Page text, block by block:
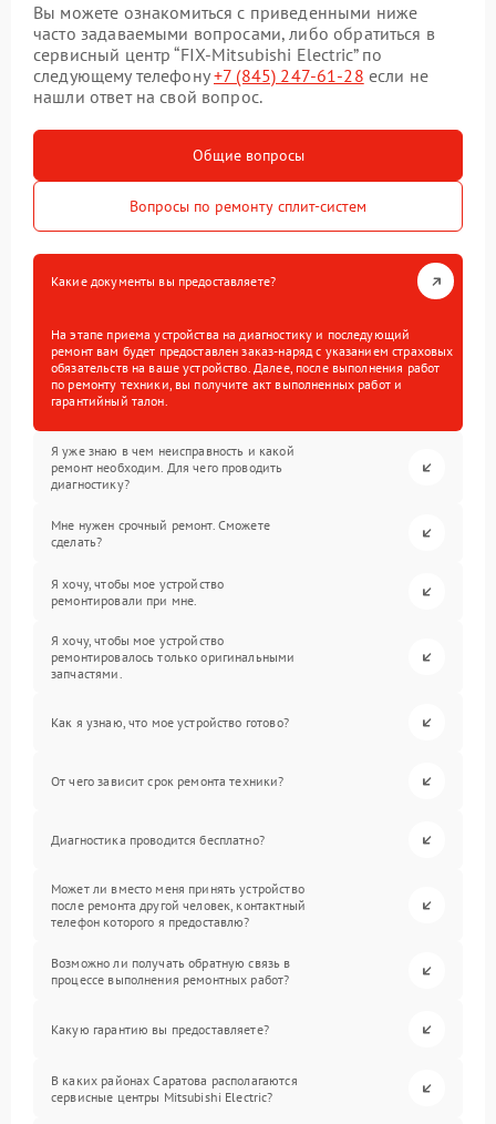
Вы можете ознакомиться с приведенными ниже
часто задаваемыми вопросами, либо обратиться в
сервисный центр “FIX-Mitsubishi Electric” по
следующему телефону+7 (845) 247-61-28 если не
нашли ответ на свой вопрос.
Общие вопросы
Вопросы по ремонту сплит-систем
Какие документы вы предоставляете?
На этапе приема устройства на диагностику и последующий
ремонт вам будет предоставлен заказ-наряд с указанием страховых
обязательств на ваше устройство. Далее, после выполнения работ
по ремонту техники, вы получите акт выполненных работ и
гарантийный талон.
Я уже знаю в чем неисправность и какой
ремонт необходим. Для чего проводить
диагностику?
Мне нужен срочный ремонт. Сможете
сделать?
Я хочу, чтобы мое устройство
ремонтировали при мне.
Я хочу, чтобы мое устройство
ремонтировалось только оригинальными
запчастями.
Как я узнаю, что мое устройство готово?
От чего зависит срок ремонта техники?
Диагностика проводится бесплатно?
Может ли вместо меня принять устройство
после ремонта другой человек, контактный
телефон которого я предоставлю?
Возможно ли получать обратную связь в
процессе выполнения ремонтных работ?
Какую гарантию вы предоставляете?
В каких районах Саратова располагаются
сервисные центры Mitsubishi Electric?